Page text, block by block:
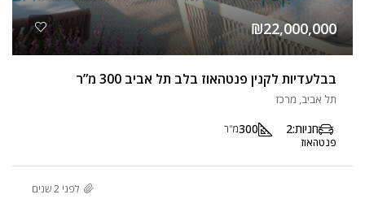
₪22,000,000
בבלעדיות לקנין פנטהאוז בלב תל אביב 300 מ”ר
תל אביב, מרכז
חניות:2
300מ"ר
פנטהאוז
לפני 2 שנים